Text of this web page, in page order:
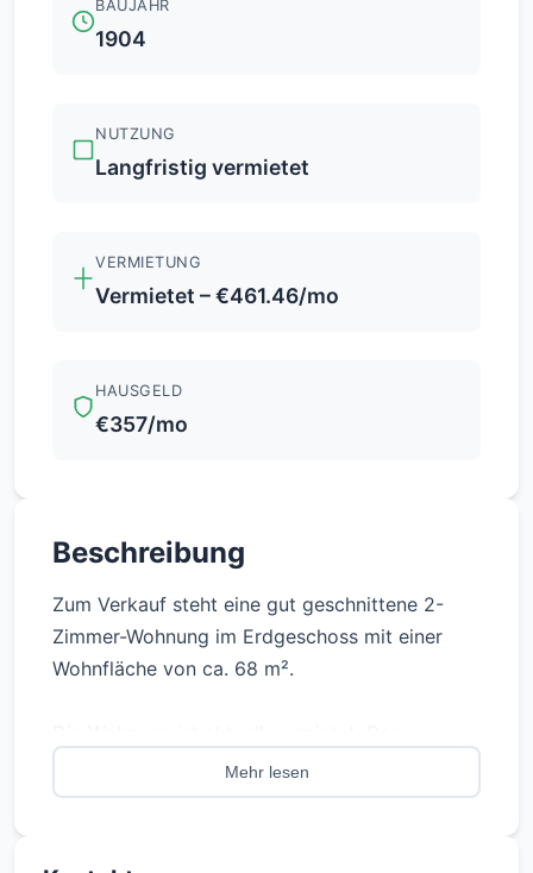
BAUJAHR
1904
NUTZUNG
Langfristig vermietet
VERMIETUNG
Vermietet – €461.46/mo
HAUSGELD
€357/mo
Beschreibung
Zum Verkauf steht eine gut geschnittene 2-
Zimmer-Wohnung im Erdgeschoss mit einer
Wohnfläche von ca. 68 m².
bestehende Mietverhältnis besteht seit 2014
und bietet somit eine langfristige und stabile
Mehr lesen